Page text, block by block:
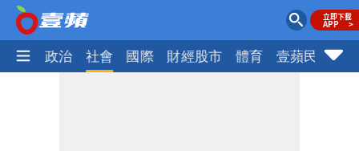
生活 政治 社會 國際 財經股市 體育 壹蘋民調